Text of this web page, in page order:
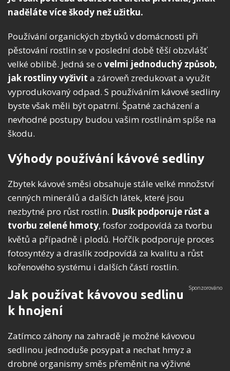
naděláte více škody než užitku.
Používání organických zbytků v domácnosti při
pěstování rostlin se v poslední době těší obzvlášť
velké oblibě. Jedná se o velmi jednoduchý způsob,
jak rostliny vyživit a zároveň zredukovat a využít
vyprodukovaný odpad. S používáním kávové sedliny
byste však měli být opatrní. Špatné zacházení a
nevhodné postupy budou vašim rostlinám spíše na
škodu.
Výhody používání kávové sedliny
Zbytek kávové směsi obsahuje stále velké množství
cenných minerálů a dalších látek, které jsou
nezbytné pro růst rostlin. Dusík podporuje růst a
tvorbu zelené hmoty, fosfor zodpovídá za tvorbu
květů a případně i plodů. Hořčík podporuje proces
fotosyntézy a draslík zodpovídá za kvalitu a růst
kořenového systému i dalších částí rostlin.
Jak používat kávovou sedlinu
k hnojení
Zatímco záhony na zahradě je možné kávovou
sedlinou jednoduše posypat a nechat hmyz a
drobné organismy směs přeměnit na výživné